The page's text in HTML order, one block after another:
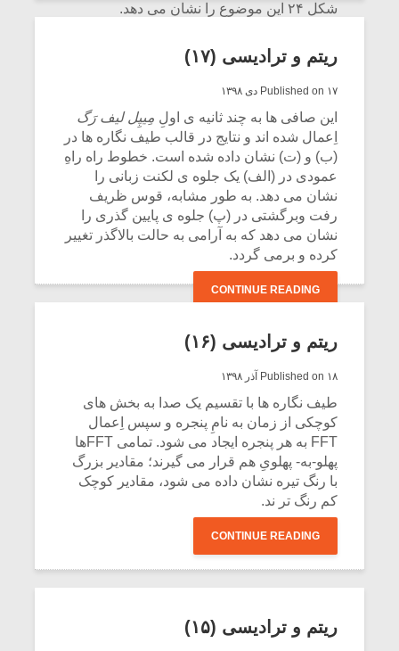
شکل ۲۴ این موضوع را نشان می دهد.
ریتم و ترادیسی (۱۷)
Published on ۱۷ دی ۱۳۹۸
این صافی ها به چند ثانیه ی اولِ مِیپِل لیف رَگ
اِعمال شده اند و نتایج در قالب طیف نگاره ها در
(ب) و (ت) نشان داده شده است. خطوط راه راهِ
عمودی در (الف) یک جلوه ی لکنت زبانی را
نشان می دهد. به طور مشابه، قوس ظریف
رفت وبرگشتی در (پ) جلوه ی پایین گذری را
نشان می دهد که به آرامی به حالت بالاگذر تغییر
کرده و برمی گردد.
CONTINUE READING
ریتم و ترادیسی (۱۶)
Published on ۱۸ آذر ۱۳۹۸
طیف نگاره ها با تقسیم یک صدا به بخش های
کوچکی از زمان به نامِ پنجره و سپس اِعمال
FFT به هر پنجره ایجاد می شود. تمامی FFTها
پهلو-به- پهلویِ هم قرار می گیرند؛ مقادیر بزرگ
با رنگ تیره نشان داده می شود، مقادیر کوچک
کم رنگ تر ند.
CONTINUE READING
ریتم و ترادیسی (۱۵)